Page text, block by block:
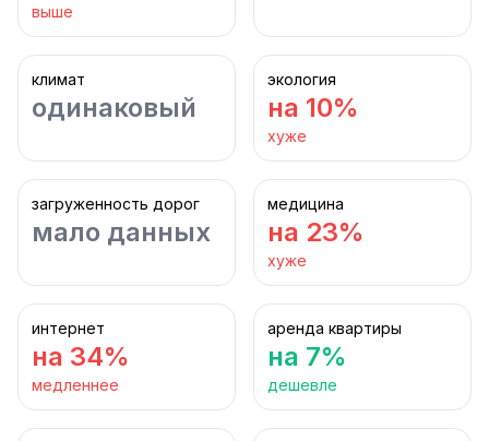
выше
климат
одинаковый
экология
на 10%
хуже
загруженность дорог
мало данных
медицина
на 23%
хуже
интернет
на 34%
медленнее
аренда квартиры
на 7%
дешевле